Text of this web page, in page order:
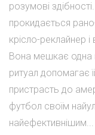
розумові
прокидається
крісло-реклайнер і
Вона мешкає одна
ритуал допомагає
пристрасть до
футбол своїм
найефективнішим...